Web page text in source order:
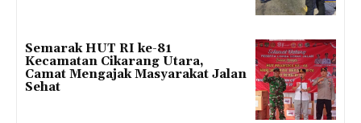
Semarak HUT RI ke-81
Kecamatan Cikarang Utara,
Camat Mengajak Masyarakat Jalan
Sehat